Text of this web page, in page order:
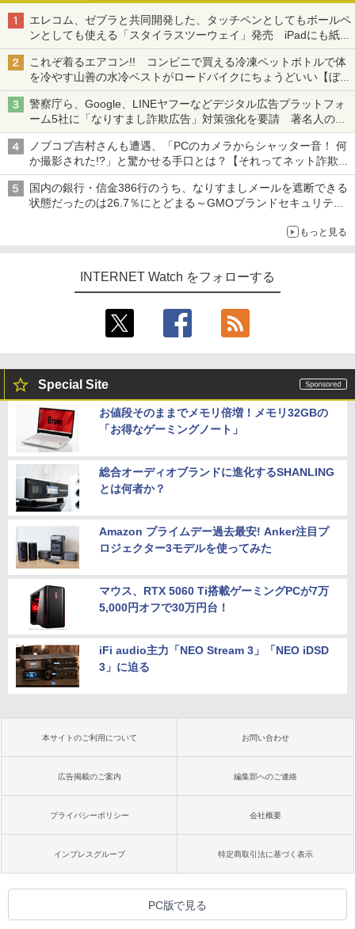
エレコム、ゼブラと共同開発した、タッチペンとしてもボールペ
ンとしても使える「スタイラスツーウェイ」発売 iPadにも紙に
も、持ち替えずに書き込める
これぞ着るエアコン!! コンビニで買える冷凍ペットボトルで体
を冷やす山善の水冷ベストがロードバイクにちょうどいい【ぼっ
ち・ざ・ろーど！その14】【空いた時間でなにしてる？】
警察庁ら、Google、LINEヤフーなどデジタル広告プラットフォ
ーム5社に「なりすまし詐欺広告」対策強化を要請 著名人の写
真や映像を使った投資詐欺などへの対策として
ノブコブ吉村さんも遭遇、「PCのカメラからシャッター音！ 何
か撮影された!?」と驚かせる手口とは？【それってネット詐欺で
すよ！】
国内の銀行・信金386行のうち、なりすましメールを遮断できる
状態だったのは26.7％にとどまる～GMOブランドセキュリティ
もっと見る
INTERNET Watch をフォローする
Special Site
お値段そのままでメモリ倍増！メモリ32GBの
「お得なゲーミングノート」
総合オーディオブランドに進化するSHANLING
とは何者か？
Amazon プライムデー過去最安! Anker注目プ
ロジェクター3モデルを使ってみた
マウス、RTX 5060 Ti搭載ゲーミングPCが7万
5,000円オフで30万円台！
iFi audio主力「NEO Stream 3」「NEO iDSD
3」に迫る
本サイトのご利用について お問い合わせ
広告掲載のご案内 編集部へのご連絡
プライバシーポリシー 会社概要
インプレスグループ 特定商取引法に基づく表示
PC版で見る